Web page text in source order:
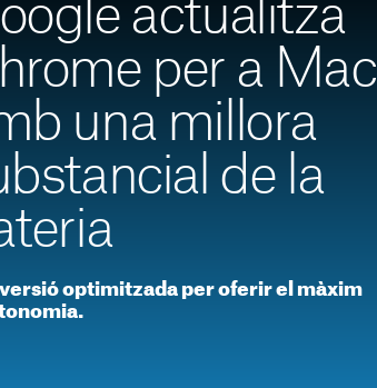
actualitza
per a Mac
una millora
de la
versió optimitzada per oferir el màxim